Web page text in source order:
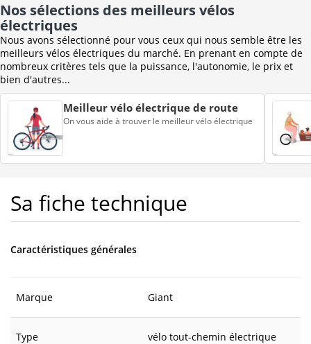
Nos sélections des meilleurs vélos
électriques
Nous avons sélectionné pour vous ceux qui nous semble être les
meilleurs vélos électriques du marché. En prenant en compte de
nombreux critères tels que la puissance, l'autonomie, le prix et
bien d'autres...
Meilleur vélo électrique de route
On vous aide à trouver le meilleur vélo électrique
Sa fiche technique
Caractéristiques générales
Marque Giant
Type vélo tout-chemin électrique